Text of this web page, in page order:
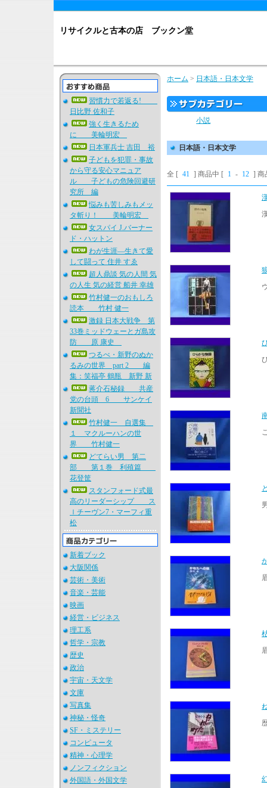
リサイクルと古本の店 ブックン堂
習慣力で若返る!
日比野 佐和子
強く生きるため
に 美輪明宏
日本軍兵士 吉田 裕
子どもを犯罪・事故
から守る安心マニュア
ル 子どもの危険回避研
究所 編
悩みも苦しみもメッ
タ斬り！ 美輪明宏
女スパイ J.バーナー
ド・ハットン
わが生涯―生きて愛
して闘って 住井 すゑ
超人鼎談 気の人間 気
の人生 気の経営 船井 幸雄
竹村健一のおもしろ
読本 竹村 健一
激録 日本大戦争 第
33巻ミッドウェーとガ島攻
防 原 康史
つるべ・新野のぬか
るみの世界 part 2 編
集：笑福亭 鶴瓶 新野 新
蒋介石秘録 共産
党の台頭 6 サンケイ
新聞社
竹村健一 自選集
１ マクルーハンの世
界 竹村健一
どてらい男 第二
部 第１巻 利殖篇
花登筐
スタンフォード式最
高のリーダーシップ ス
ｌチーヴン7・マーフィ重
松
新着ブック
大阪関係
芸術・美術
音楽・芸能
映画
経営・ビジネス
理工系
哲学・宗教
歴史
政治
宇宙・天文学
文庫
写真集
神秘・怪奇
SF・ミステリー
コンピュータ
精神・心理学
ノンフィクション
外国語・外国文学
ホーム > 日本語・日本文学
小説
日本語・日本文学
全 [ 41 ] 商品中 [ 1 - 12 ] 商